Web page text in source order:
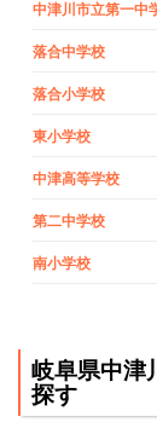
中津川市立第一中
落合中学校
落合小学校
東小学校
中津高等学校
第二中学校
南小学校
岐阜県中津
探す